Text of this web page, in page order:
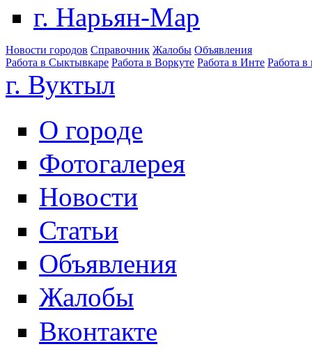
г. Нарьян-Мар
Новости городов Справочник Жалобы Объявления
Работа в Сыктывкаре Работа в Воркуте Работа в Инте Работа в
г. Вуктыл
О городе
Фотогалерея
Новости
Статьи
Объявления
Жалобы
Вконтакте